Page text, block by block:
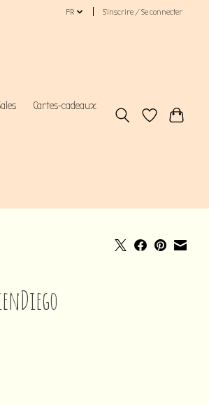
FR S’inscrire / Se connecter
Cartes-cadeaux